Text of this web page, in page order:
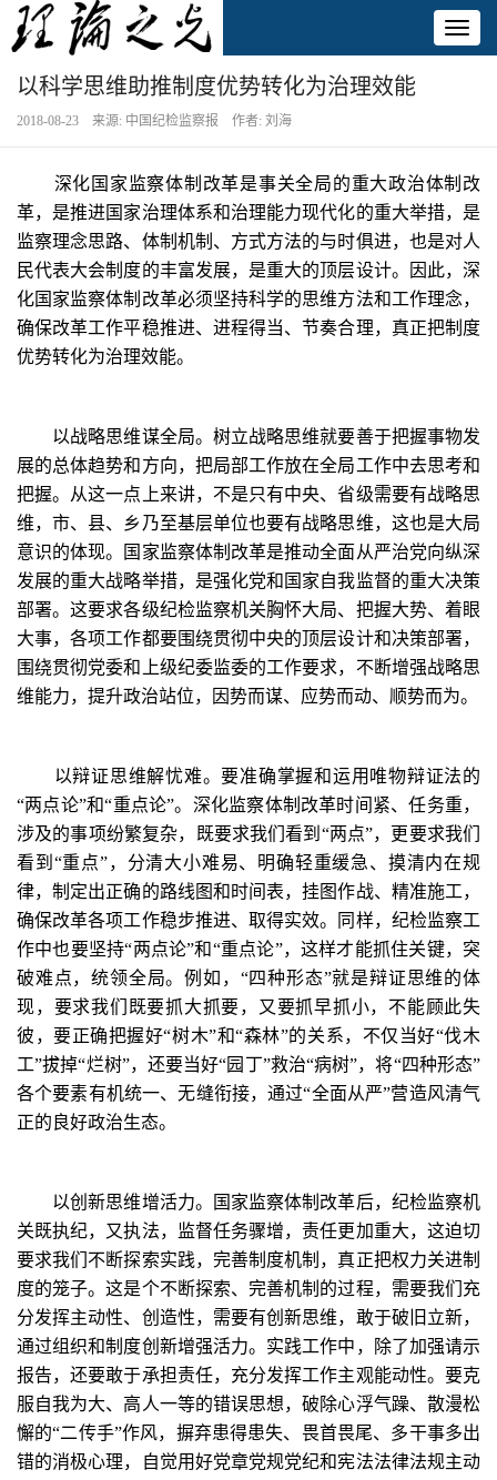
以科学思维助推制度优势转化为治理效能
2018-08-23 来源: 中国纪检监察报 作者: 刘海
深化国家监察体制改革是事关全局的重大政治体制改
革，是推进国家治理体系和治理能力现代化的重大举措，是
监察理念思路、体制机制、方式方法的与时俱进，也是对人
民代表大会制度的丰富发展，是重大的顶层设计。因此，深
化国家监察体制改革必须坚持科学的思维方法和工作理念，
确保改革工作平稳推进、进程得当、节奏合理，真正把制度
优势转化为治理效能。
以战略思维谋全局。树立战略思维就要善于把握事物发
展的总体趋势和方向，把局部工作放在全局工作中去思考和
把握。从这一点上来讲，不是只有中央、省级需要有战略思
维，市、县、乡乃至基层单位也要有战略思维，这也是大局
意识的体现。国家监察体制改革是推动全面从严治党向纵深
发展的重大战略举措，是强化党和国家自我监督的重大决策
部署。这要求各级纪检监察机关胸怀大局、把握大势、着眼
大事，各项工作都要围绕贯彻中央的顶层设计和决策部署，
围绕贯彻党委和上级纪委监委的工作要求，不断增强战略思
维能力，提升政治站位，因势而谋、应势而动、顺势而为。
以辩证思维解忧难。要准确掌握和运用唯物辩证法的
“两点论”和“重点论”。深化监察体制改革时间紧、任务重，
涉及的事项纷繁复杂，既要求我们看到“两点”，更要求我们
看到“重点”，分清大小难易、明确轻重缓急、摸清内在规
律，制定出正确的路线图和时间表，挂图作战、精准施工，
确保改革各项工作稳步推进、取得实效。同样，纪检监察工
作中也要坚持“两点论”和“重点论”，这样才能抓住关键，突
破难点，统领全局。例如，“四种形态”就是辩证思维的体
现，要求我们既要抓大抓要，又要抓早抓小，不能顾此失
彼，要正确把握好“树木”和“森林”的关系，不仅当好“伐木
工”拔掉“烂树”，还要当好“园丁”救治“病树”，将“四种形态”
各个要素有机统一、无缝衔接，通过“全面从严”营造风清气
正的良好政治生态。
以创新思维增活力。国家监察体制改革后，纪检监察机
关既执纪，又执法，监督任务骤增，责任更加重大，这迫切
要求我们不断探索实践，完善制度机制，真正把权力关进制
度的笼子。这是个不断探索、完善机制的过程，需要我们充
分发挥主动性、创造性，需要有创新思维，敢于破旧立新，
通过组织和制度创新增强活力。实践工作中，除了加强请示
报告，还要敢于承担责任，充分发挥工作主观能动性。要克
服自我为大、高人一等的错误思想，破除心浮气躁、散漫松
懈的“二传手”作风，摒弃患得患失、畏首畏尾、多干事多出
错的消极心理，自觉用好党章党规党纪和宪法法律法规主动